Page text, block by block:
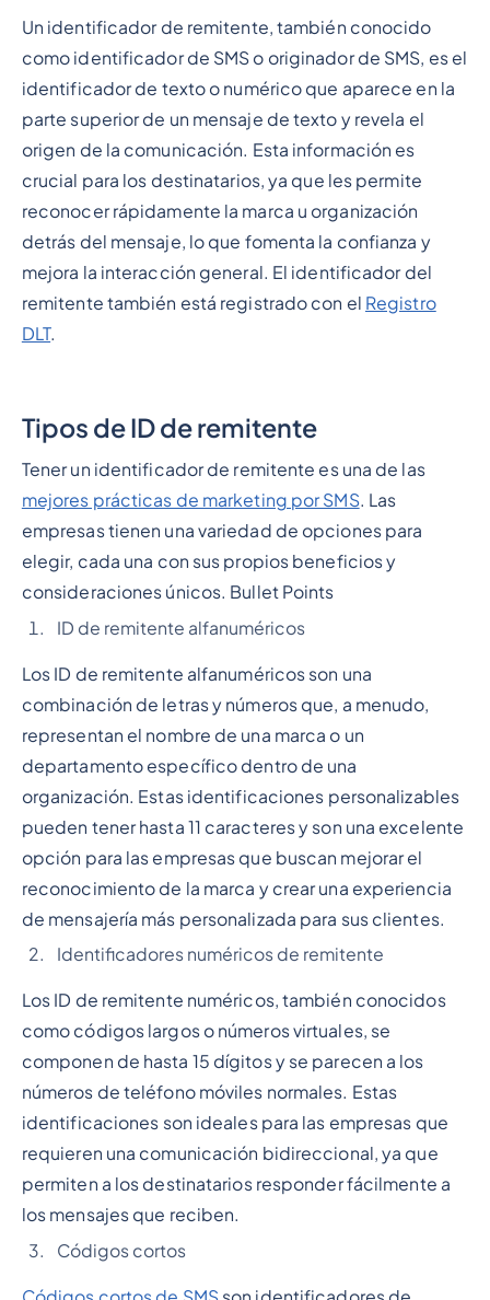
Un identificador de remitente, también conocido
como identificador de SMS o originador de SMS, es el
identificador de texto o numérico que aparece en la
parte superior de un mensaje de texto y revela el
origen de la comunicación. Esta información es
crucial para los destinatarios, ya que les permite
reconocer rápidamente la marca u organización
detrás del mensaje, lo que fomenta la confianza y
mejora la interacción general. El identificador del
remitente también está registrado con el Registro
DLT.
Tipos de ID de remitente
Tener un identificador de remitente es una de las
mejores prácticas de marketing por SMS. Las
empresas tienen una variedad de opciones para
elegir, cada una con sus propios beneficios y
consideraciones únicos. Bullet Points
ID de remitente alfanuméricos
Los ID de remitente alfanuméricos son una
combinación de letras y números que, a menudo,
representan el nombre de una marca o un
departamento específico dentro de una
organización. Estas identificaciones personalizables
pueden tener hasta 11 caracteres y son una excelente
opción para las empresas que buscan mejorar el
reconocimiento de la marca y crear una experiencia
de mensajería más personalizada para sus clientes.
Identificadores numéricos de remitente
Los ID de remitente numéricos, también conocidos
como códigos largos o números virtuales, se
componen de hasta 15 dígitos y se parecen a los
números de teléfono móviles normales. Estas
identificaciones son ideales para las empresas que
requieren una comunicación bidireccional, ya que
permiten a los destinatarios responder fácilmente a
los mensajes que reciben.
Códigos cortos